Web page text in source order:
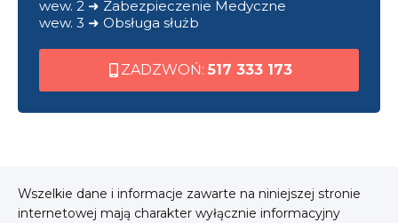
wew. 2 ➜ Zabezpieczenie Medyczne
wew. 3 ➜ Obsługa służb
ZADZWOŃ: 517 333 173
Wszelkie dane i informacje zawarte na niniejszej stronie
internetowej mają charakter wyłącznie informacyjny